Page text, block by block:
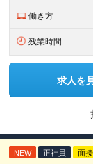
働き方
残業時間
求人を
NEW 正社員 面